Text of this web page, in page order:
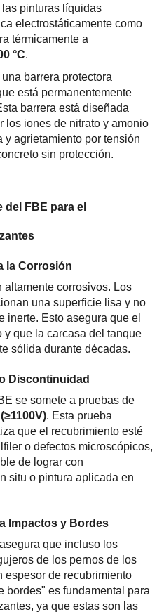
pinturas líquidas
electrostáticamente como
térmicamente a
°C.
barrera protectora
está permanentemente
barrera está diseñada
los iones de nitrato y amonio
agrietamiento por tensión
sin protección.
del FBE para el
la Corrosión
altamente corrosivos. Los
una superficie lisa y no
inerte. Esto asegura que el
y que la carcasa del tanque
sólida durante décadas.
Discontinuidad
se somete a pruebas de
. Esta prueba
que el recubrimiento esté
o defectos microscópicos,
de lograr con
situ o pintura aplicada en
Impactos y Bordes
que incluso los
de los pernos de los
espesor de recubrimiento
bordes" es fundamental para
ya que estas son las